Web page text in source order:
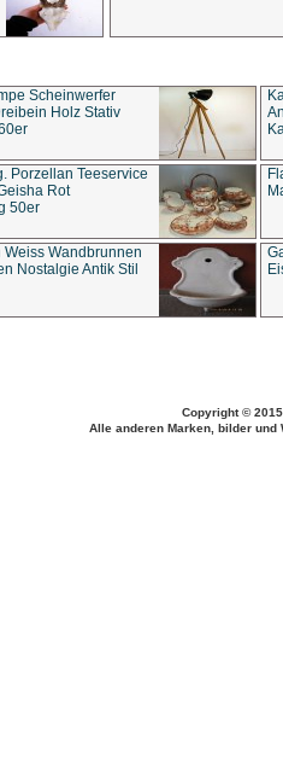
Scheinwerfer
Holz Stativ
Porzellan Teeservice
Rot
50er
Weiss Wandbrunnen
Nostalgie Antik Stil
Copyright ©
Alle anderen Marken, bilder und